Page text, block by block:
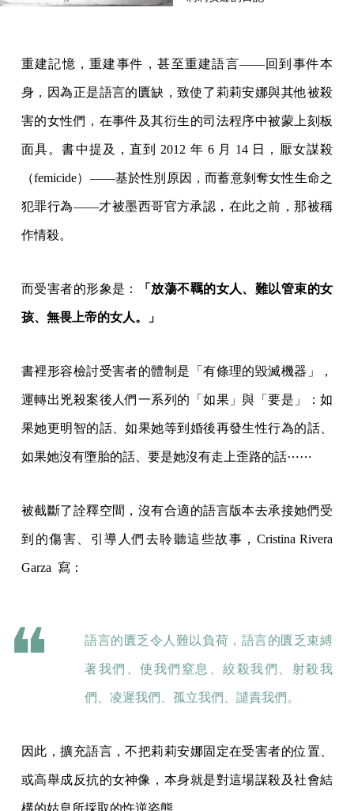
重建記憶，重建事件，甚至重建語言——回到事件本
身，因為正是語言的匱缺，致使了莉莉安娜與其他被殺
害的女性們，在事件及其衍生的司法程序中被蒙上刻板
面具。書中提及，直到 2012 年 6 月 14 日，厭女謀殺
（femicide）——基於性別原因，而蓄意剝奪女性生命之
犯罪行為——才被墨西哥官方承認，在此之前，那被稱
作情殺。
而受害者的形象是： 「放蕩不羈的女人、難以管束的女
孩、無畏上帝的女人。」
書裡形容檢討受害者的體制是「有條理的毀滅機器」，
運轉出兇殺案後人們一系列的「如果」與「要是」：如
果她更明智的話、如果她等到婚後再發生性行為的話、
如果她沒有墮胎的話、要是她沒有走上歪路的話⋯⋯
被截斷了詮釋空間，沒有合適的語言版本去承接她們受
到的傷害、引導人們去聆聽這些故事，Cristina Rivera
Garza 寫：
語言的匱乏令人難以負荷，語言的匱乏束縛
著我們、使我們窒息、絞殺我們、射殺我
們、凌遲我們、孤立我們、譴責我們。
因此，擴充語言，不把莉莉安娜固定在受害者的位置、
或高舉成反抗的女神像，本身就是對這場謀殺及社會結
構的姑息所採取的忤逆姿態。